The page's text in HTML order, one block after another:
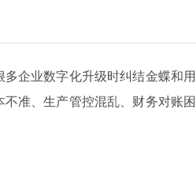
企业数字化升级时纠结金蝶和用
准、生产管控混乱、财务对账困